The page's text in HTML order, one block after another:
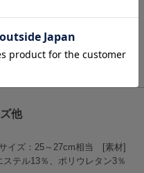
他
イズ：25～27cm相当 [素材]
テル13％、ポリウレタン3％